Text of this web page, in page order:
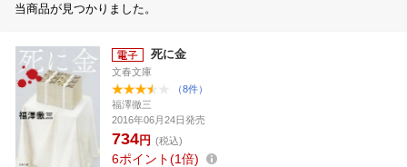
当商品が見つかりました。
死に金
文春文庫
（8件）
福澤徹三
2016年06月24日発売
734円 (税込)
6ポイント 1倍